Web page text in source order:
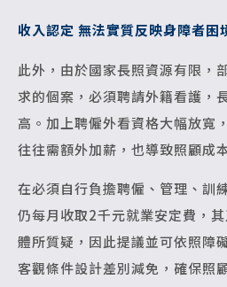
收入認定 無法實質反映身障者困
此外，由於國家長照資源有限，
求的個案，必須聘請外籍看護，
高。加上聘僱外看資格大幅放寬
往往需額外加薪，也導致照顧成
在必須自行負擔聘僱、管理、訓
仍每月收取2千元就業安定費，
體所質疑，因此提議並可依照障
客觀條件設計差別減免，確保照